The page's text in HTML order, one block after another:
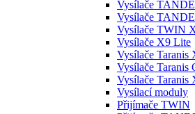
Vysílače
Vysílače
Vysílače TWIN
Vysílače X9 Lite
Vysílače
Vysílače Taranis
Vysílače Taranis
Vysílací moduly
Přijímače TWIN